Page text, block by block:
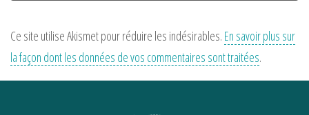
Ce site utilise Akismet pour réduire les indésirables. En savoir plus sur
la façon dont les données de vos commentaires sont traitées.